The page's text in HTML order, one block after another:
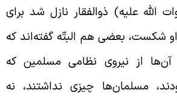
الله علیه) ذوالفقار نازل شد برای
بعضی هم البتّه گفته‌اند که
از نیروی نظامی مسلمین که
مسلمان‌ها چیزی نداشتند، نه